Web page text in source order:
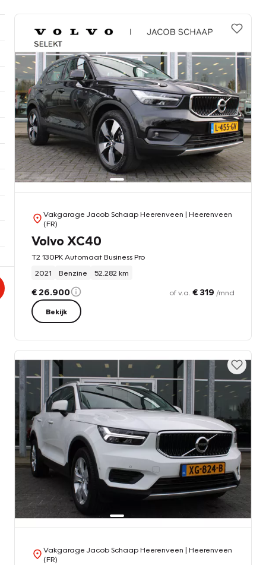
Vakgarage Jacob Schaap Heerenveen | Heerenveen
(FR)
Volvo XC40
T2 130PK Automaat Business Pro
2021
Benzine 52.282 km
€ 26.900 of v.a. € 319 /mnd
Bekijk
Vakgarage Jacob Schaap Heerenveen | Heerenveen
(FR)